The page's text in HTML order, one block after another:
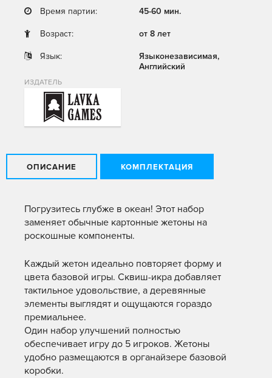
Время партии: 45-60 мин.
Возраст: от 8 лет
Язык:
Языконезависимая,
Английский
ИЗДАТЕЛЬ
ОПИСАНИЕ КОМПЛЕКТАЦИЯ
Погрузитесь глубже в океан! Этот набор
заменяет обычные картонные жетоны на
роскошные компоненты.
Каждый жетон идеально повторяет форму и
цвета базовой игры. Сквиш-икра добавляет
тактильное удовольствие, а деревянные
элементы выглядят и ощущаются гораздо
премиальнее.
Один набор улучшений полностью
обеспечивает игру до 5 игроков. Жетоны
удобно размещаются в органайзере базовой
коробки.